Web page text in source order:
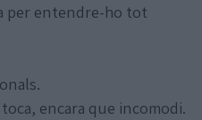
per entendre-ho tot
encara que incomodi.